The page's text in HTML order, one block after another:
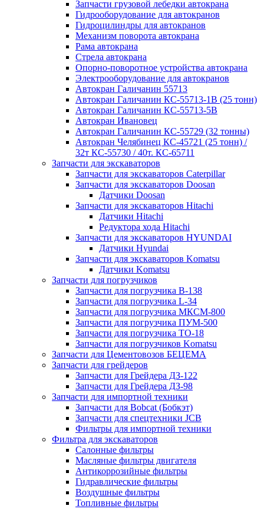
Запчасти грузовой лебедки автокрана
Гидрооборудование для автокранов
Гидроцилиндры для автокранов
Механизм поворота автокрана
Рама автокрана
Стрела автокрана
Опорно-поворотное устройства автокрана
Электрооборудование для автокранов
Автокран Галичанин 55713
Автокран Галичанин КС-55713-1В (25 тонн)
Автокран Галичанин КС-55713-5В
Автокран Ивановец
Автокран Галичанин КС-55729 (32 тонны)
Автокран Челябинец КС-45721 (25 тонн) /
32т КС-55730 / 40т. КС-65711
Запчасти для экскаваторов
Запчасти для экскаваторов Caterpillar
Запчасти для экскаваторов Doosan
Датчики Doosan
Запчасти для экскаваторов Hitachi
Датчики Hitachi
Редуктора хода Hitachi
Запчасти для экскаваторов HYUNDAI
Датчики Hyundai
Запчасти для экскаваторов Komatsu
Датчики Komatsu
Запчасти для погрузчиков
Запчасти для погрузчика B-138
Запчасти для погрузчика L-34
Запчасти для погрузчика МКСМ-800
Запчасти для погрузчика ПУМ-500
Запчасти для погрузчика ТО-18
Запчасти для погрузчиков Komatsu
Запчасти для Цементовозов БЕЦЕМА
Запчасти для грейдеров
Запчасти для Грейдера ДЗ-122
Запчасти для Грейдера ДЗ-98
Запчасти для импортной техники
Запчасти для Bobcat (Бобкэт)
Запчасти для спецтехники JCB
Фильтры для импортной техники
Фильтра для экскаваторов
Салонные фильтры
Масляные фильтры двигателя
Антикоррозийные фильтры
Гидравлические фильтры
Воздушные фильтры
Топливные фильтры